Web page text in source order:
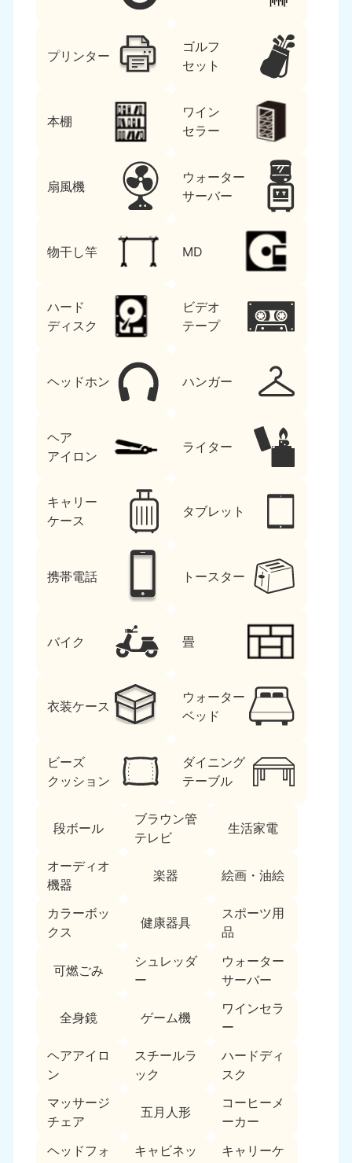
プリンター
ゴルフ
セット
本棚
ワイン
セラー
扇風機
ウォーター
サーバー
物干し竿 MD
ハード
ディスク
ビデオ
テープ
ヘッドホン ハンガー
ヘア
アイロン
ライター
キャリー
ケース
タブレット
携帯電話 トースター
バイク 畳
衣装ケース
ウォーター
ベッド
ビーズ
クッション
ダイニング
テーブル
段ボール
ブラウン管
テレビ
生活家電
オーディオ
機器
楽器 絵画・油絵
カラーボッ
クス
健康器具
スポーツ用
品
可燃ごみ
シュレッダ
ー
ウォーター
サーバー
全身鏡 ゲーム機
ワインセラ
ー
ヘアアイロ
ン
スチールラ
ック
ハードディ
スク
マッサージ
チェア
五月人形
コーヒーメ
ーカー
ヘッドフォ
キャビネッ
キャリーケ
北海道
9:00〜19:00 年中無休
青森県
9:00〜19:00 年中無休
岩手県
050-1881-5274
9:00〜19:00 年中無休
秋田県
050-1881-5275
9:00〜19:00 年中無休
山形県
9:00〜19:00 年中無休
宮城県
9:00〜19:00 年中無休